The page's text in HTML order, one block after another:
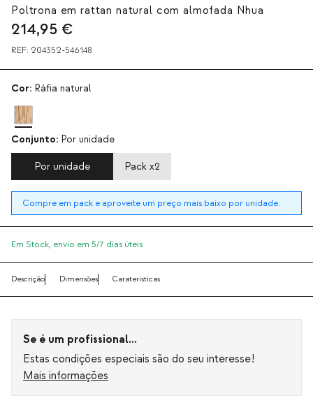
Poltrona em rattan natural com almofada Nhua
214,95 €
REF: 204352-546148
Cor: Ráfia natural
Conjunto: Por unidade
Por unidade Pack x2
Compre em pack e aproveite um preço mais baixo por unidade.
Em Stock, envio em 5/7 dias úteis
Descrição Dimensões Caraterísticas
Se é um profissional...
Estas condições especiais são do seu interesse!
Mais informações